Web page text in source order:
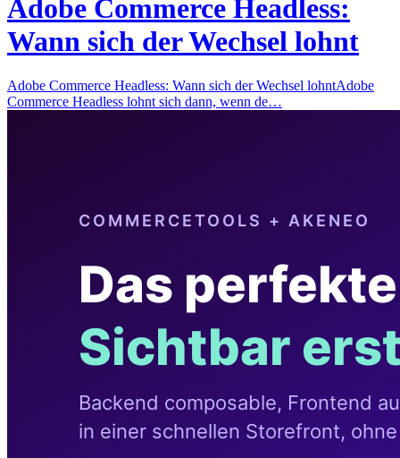
Adobe Commerce Headless:
Wann sich der Wechsel lohnt
Adobe Commerce Headless: Wann sich der Wechsel lohntAdobe
Commerce Headless lohnt sich dann, wenn de…